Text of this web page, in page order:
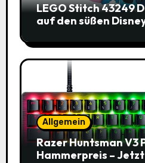
LEGO Stitch 43249
auf den süßen
Allgemein
Razer Huntsman V3
Hammerpreis –